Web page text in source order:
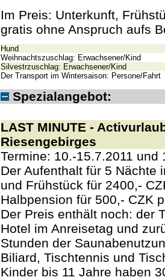
Im Preis: Unterkunft,
gratis ohne Anspruch aufs
Hund
Weihnachtszuschlag: Erwachsener/Kind
Silvestrzuschlag: Erwachsener/Kind
Der Transport im Wintersaison: Persone/Fahrt
Spezialangebot:
LAST MINUTE -
Riesengebirges
Termine: 10.-15.7.2011 und
Der Aufenthalt für 5 Nächte
und Frühstück für 2400,-
Halbpension für 500,- CZK
Der Preis enthält noch: der
Hotel im Anreisetag und
Stunden der
Biliard, Tischtennis und
Kinder bis 11 Jahre haben